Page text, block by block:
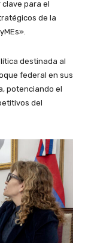
para el
de la
destinada al
federal en sus
potenciando el
del